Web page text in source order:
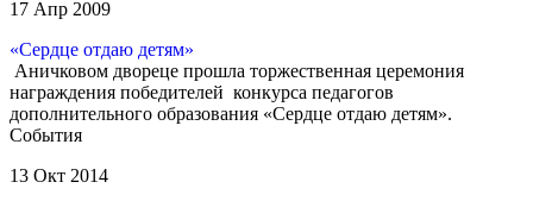
17 Апр 2009
«Сердце отдаю детям»
Аничковом двореце прошла торжественная церемония
награждения победителей конкурса педагогов
дополнительного образования «Сердце отдаю детям».
События
13 Окт 2014